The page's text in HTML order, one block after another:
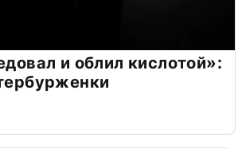
и облил кислотой»: